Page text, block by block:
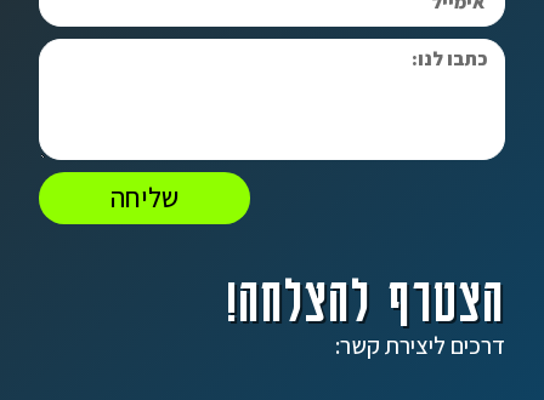
הצטרף להצלחה!
דרכים ליצירת קשר:
שליחה